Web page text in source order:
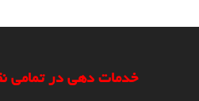
خدمات دهی در تمامی